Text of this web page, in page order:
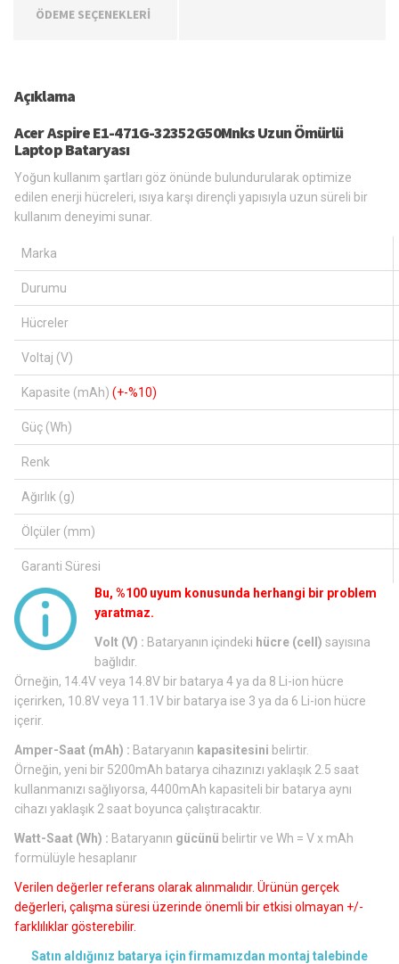
ÖDEME SEÇENEKLERİ
Açıklama
Acer Aspire E1-471G-32352G50Mnks Uzun Ömürlü
Laptop Bataryası
Yoğun kullanım şartları göz önünde bulundurularak optimize
edilen enerji hücreleri, ısıya karşı dirençli yapısıyla uzun süreli bir
kullanım deneyimi sunar.
Marka
Durumu
Hücreler
Voltaj (V)
Kapasite (mAh) (+-%10)
Güç (Wh)
Renk
Ağırlık (g)
Ölçüler (mm)
Garanti Süresi
Bu, %100 uyum konusunda herhangi bir problem
yaratmaz.
Volt (V) : Bataryanın içindeki hücre (cell) sayısına
bağlıdır.
Örneğin, 14.4V veya 14.8V bir batarya 4 ya da 8 Li-ion hücre
içerirken, 10.8V veya 11.1V bir batarya ise 3 ya da 6 Li-ion hücre
içerir.
Amper-Saat (mAh) : Bataryanın kapasitesini belirtir.
Örneğin, yeni bir 5200mAh batarya cihazınızı yaklaşık 2.5 saat
kullanmanızı sağlıyorsa, 4400mAh kapasiteli bir batarya aynı
cihazı yaklaşık 2 saat boyunca çalıştıracaktır.
Watt-Saat (Wh) : Bataryanın gücünü belirtir ve Wh = V x mAh
formülüyle hesaplanır
Verilen değerler referans olarak alınmalıdır. Ürünün gerçek
değerleri, çalışma süresi üzerinde önemli bir etkisi olmayan +/-
farklılıklar gösterebilir.
Satın aldığınız batarya için firmamızdan montaj talebinde